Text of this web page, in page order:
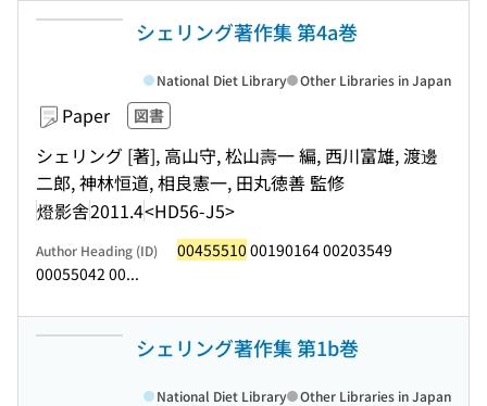
シェリング著作集 第4a巻
Paper 図書
シェリング [著], 高山守, 松山壽一 編, 西川富雄, 渡邊
二郎, 神林恒道, 相良憲一, 田丸徳善 監修
燈影舎2011.4<HD56-J5>
National Diet Library Other Libraries in Japan
Author Heading (ID) 00455510 00190164 00203549
00055042 00...
シェリング著作集 第1b巻
National Diet Library Other Libraries in Japan